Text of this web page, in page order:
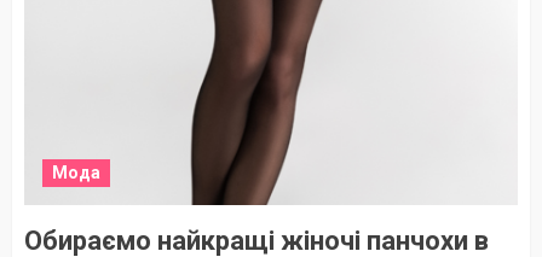
Мода
Обираємо найкращі жіночі панчохи в